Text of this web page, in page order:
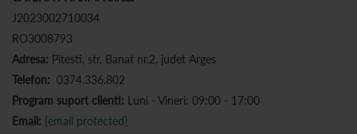
J2023002710034
RO3008793
Adresa: Pitesti, str. Banat nr.2, judet Arges
Telefon: 0374.336.802
Program suport clienti: Luni - Vineri: 09:00 - 17:00
Email: [email protected]